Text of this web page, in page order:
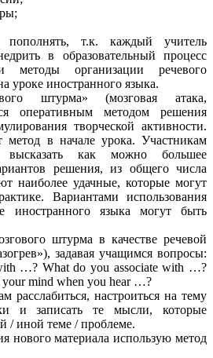
т.к. каждый учитель
в образовательный процесс
организации речевого
уроке иностранного языка.
штурма» (мозговая атака,
оперативным методом решения
творческой активности.
метод в начале урока. Участникам
высказать как можно большее
решения, из общего числа
наиболее удачные, которые могут
Вариантами использования
иностранного языка могут быть
штурма в качестве речевой
задавая учащимся вопросы:
…? What do you associate with …?
your mind when you hear …?
расслабиться, настроиться на тему
и записать те мысли, которые
/ иной теме / проблеме.
нового материала использую метод